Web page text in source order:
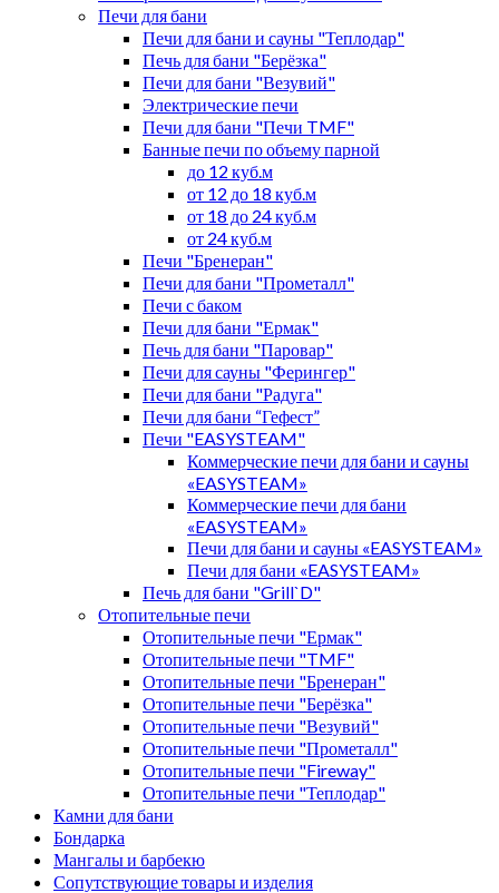
Печи для бани
Печи для бани и сауны "Теплодар"
Печь для бани "Берёзка"
Печи для бани "Везувий"
Электрические печи
Печи для бани "Печи TMF"
Банные печи по объему парной
до 12 куб.м
от 12 до 18 куб.м
от 18 до 24 куб.м
от 24 куб.м
Печи "Бренеран"
Печи для бани "Прометалл"
Печи с баком
Печи для бани "Ермак"
Печь для бани "Паровар"
Печи для сауны "Ферингер"
Печи для бани "Радуга"
Печи для бани “Гефест”
Печи "EASYSTEAM"
Коммерческие печи для бани и сауны
«EASYSTEAM»
Коммерческие печи для бани
«EASYSTEAM»
Печи для бани и сауны «EASYSTEAM»
Печи для бани «EASYSTEAM»
Печь для бани "Grill`D"
Отопительные печи
Отопительные печи "Ермак"
Отопительные печи "TMF"
Отопительные печи "Бренеран"
Отопительные печи "Берёзка"
Отопительные печи "Везувий"
Отопительные печи "Прометалл"
Отопительные печи "Fireway"
Отопительные печи "Теплодар"
Камни для бани
Бондарка
Мангалы и барбекю
Сопутствующие товары и изделия